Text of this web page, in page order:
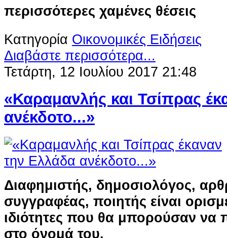
περισσότερες χαμένες θέσεις
Κατηγορία Οικονομικές Ειδήσεις
Διαβάστε περισσότερα...
Τετάρτη, 12 Ιουλίου 2017 21:48
«Καραμανλής και Τσίπρας
ανέκδοτο...»
Διαφημιστής, δημοσιολόγος,
συγγραφέας, ποιητής είναι
ιδιότητες που θα μπορούσαν να
στο όνομά του.